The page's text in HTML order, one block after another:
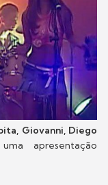
Giovanni, Diego
apresentação